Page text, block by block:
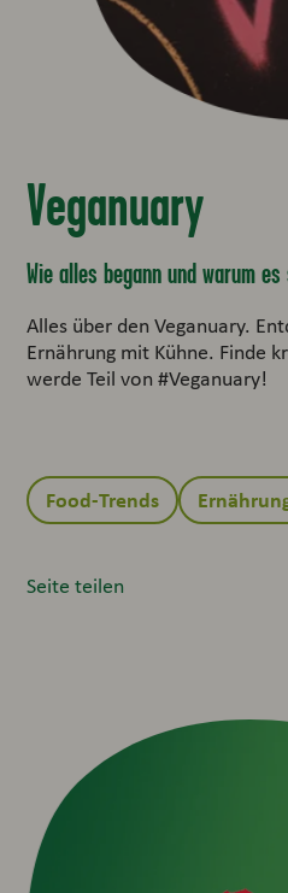
Veganuary
Wie alles begann und warum
Alles über den Veganuary.
Ernährung mit Kühne. Finde
werde Teil von #Veganuary!
Food-Trends
Seite teilen